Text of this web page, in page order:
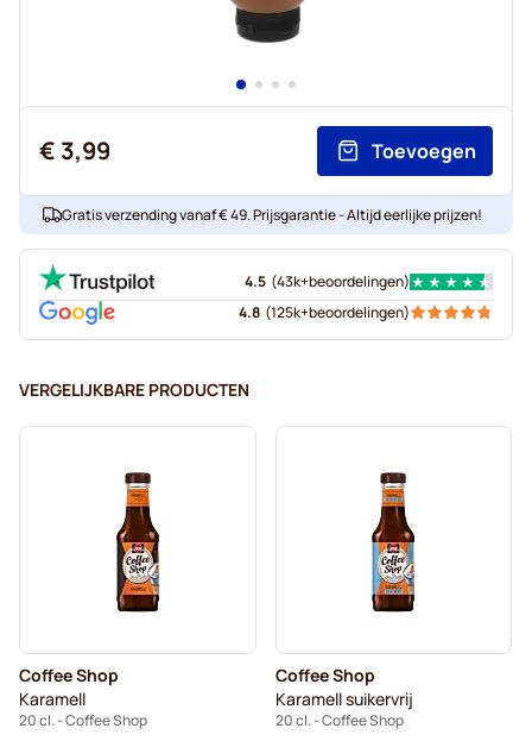
€ 3,99 Toevoegen
Gratis verzending vanaf € 49. Prijsgarantie - Altijd eerlijke prijzen!
4.5 (43k+beoordelingen)
4.8 (125k+beoordelingen)
VERGELIJKBARE PRODUCTEN
Coffee Shop
Karamell
20 cl. - Coffee Shop
Coffee Shop
Karamell suikervrij
20 cl. - Coffee Shop